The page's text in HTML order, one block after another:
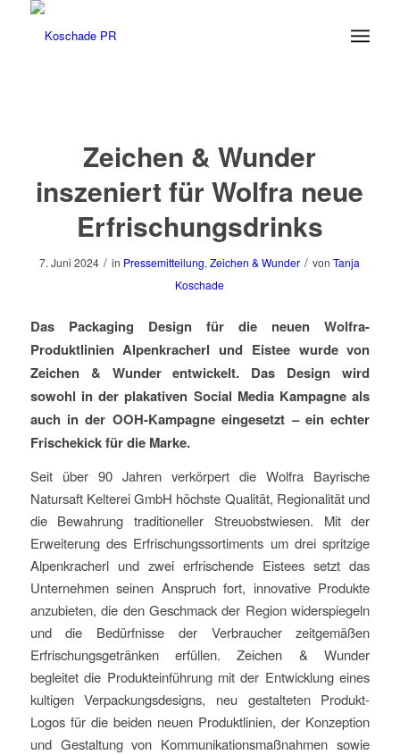
Zeichen & Wunder
inszeniert für Wolfra neue
Erfrischungsdrinks
7. Juni 2024 / in Pressemitteilung,Zeichen & Wunder / vonTanja
Koschade
Das Packaging Design für die neuen Wolfra-
Produktlinien Alpenkracherl und Eistee wurde von
Zeichen & Wunder entwickelt. Das Design wird
sowohl in der plakativen Social Media Kampagne als
auch in der OOH-Kampagne eingesetzt – ein echter
Frischekick für die Marke.
Seit über 90 Jahren verkörpert die Wolfra Bayrische
Natursaft Kelterei GmbH höchste Qualität, Regionalität und
die Bewahrung traditioneller Streuobstwiesen. Mit der
Erweiterung des Erfrischungssortiments um drei spritzige
Alpenkracherl und zwei erfrischende Eistees setzt das
Unternehmen seinen Anspruch fort, innovative Produkte
anzubieten, die den Geschmack der Region widerspiegeln
und die Bedürfnisse der Verbraucher zeitgemäßen
Erfrischungsgetränken erfüllen. Zeichen & Wunder
begleitet die Produkteinführung mit der Entwicklung eines
kultigen Verpackungsdesigns, neu gestalteten Produkt-
Logos für die beiden neuen Produktlinien, der Konzeption
und Gestaltung von Kommunikationsmaßnahmen sowie